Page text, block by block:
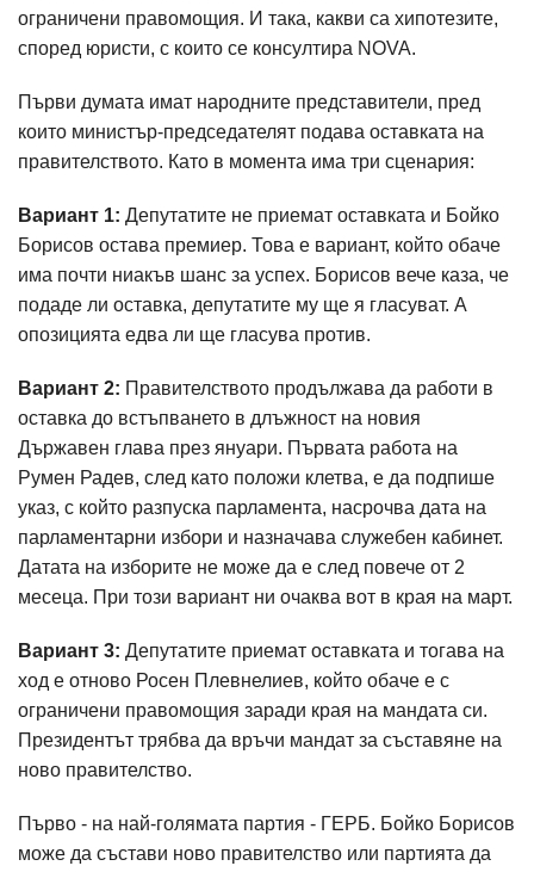
ограничени правомощия. И така, какви са хипотезите,
според юристи, с които се консултира NOVA.
Първи думата имат народните представители, пред
които министър-председателят подава оставката на
правителството. Като в момента има три сценария:
Вариант 1: Депутатите не приемат оставката и Бойко
Борисов остава премиер. Това е вариант, който обаче
има почти ниакъв шанс за успех. Борисов вече каза, че
подаде ли оставка, депутатите му ще я гласуват. А
опозицията едва ли ще гласува против.
Вариант 2: Правителството продължава да работи в
оставка до встъпването в длъжност на новия
Държавен глава през януари. Първата работа на
Румен Радев, след като положи клетва, е да подпише
указ, с който разпуска парламента, насрочва дата на
парламентарни избори и назначава служебен кабинет.
Датата на изборите не може да е след повече от 2
месеца. При този вариант ни очаква вот в края на март.
Вариант 3: Депутатите приемат оставката и тогава на
ход е отново Росен Плевнелиев, който обаче е с
ограничени правомощия заради края на мандата си.
Президентът трябва да връчи мандат за съставяне на
ново правителство.
Първо - на най-голямата партия - ГЕРБ. Бойко Борисов
може да състави ново правителство или партията да